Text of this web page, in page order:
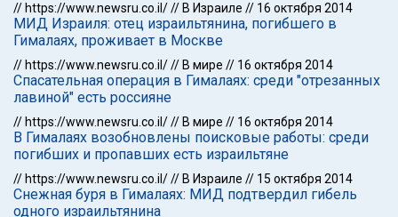
// https://www.newsru.co.il/// В Израиле // 16 октября 2014
МИД Израиля: отец израильтянина, погибшего в
Гималаях, проживает в Москве
// https://www.newsru.co.il/// В мире // 16 октября 2014
Спасательная операция в Гималаях: среди "отрезанных
лавиной" есть россияне
// https://www.newsru.co.il/// В мире // 16 октября 2014
В Гималаях возобновлены поисковые работы: среди
погибших и пропавших есть израильтяне
// https://www.newsru.co.il/// В Израиле // 15 октября 2014
Снежная буря в Гималаях: МИД подтвердил гибель
одного израильтянина